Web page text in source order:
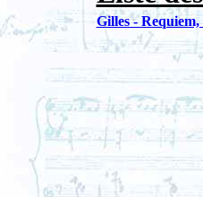
Gilles -